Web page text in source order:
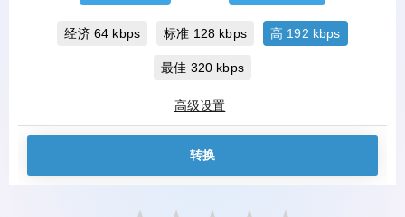
经济 64 kbps 标准 128 kbps 高 192 kbps
最佳 320 kbps
高级设置
转换